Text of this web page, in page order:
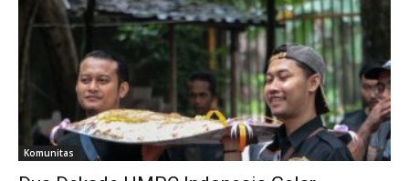
Komunitas